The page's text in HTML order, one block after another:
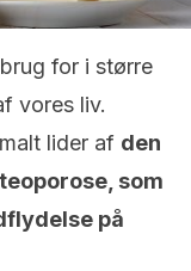
for i større
vores liv.
lider af den
som
på